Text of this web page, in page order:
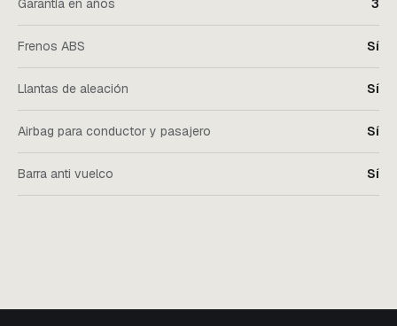
Garantía en años 3
Frenos ABS Sí
Llantas de aleación Sí
Airbag para conductor y pasajero Sí
Barra anti vuelco Sí